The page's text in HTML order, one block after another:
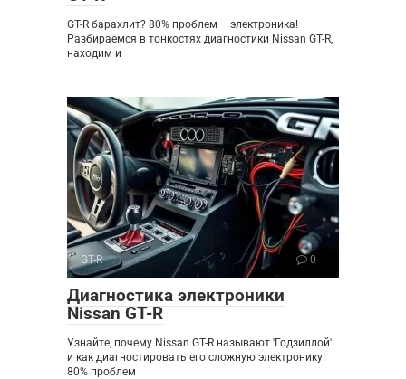
GT-R барахлит? 80% проблем – электроника!
Разбираемся в тонкостях диагностики Nissan GT-R,
находим и
GT-R 0
Диагностика электроники
Nissan GT-R
Узнайте, почему Nissan GT-R называют 'Годзиллой'
и как диагностировать его сложную электронику!
80% проблем